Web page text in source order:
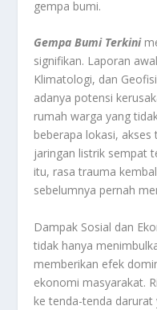
gempa bumi.
Gempa Bumi Terkini
signifikan. Laporan
Klimatologi, dan
adanya potensi
rumah warga yang
beberapa lokasi,
jaringan listrik sempat
itu, rasa trauma
sebelumnya pernah
Dampak Sosial dan
tidak hanya
memberikan efek
ekonomi masyarakat.
ke tenda-tenda